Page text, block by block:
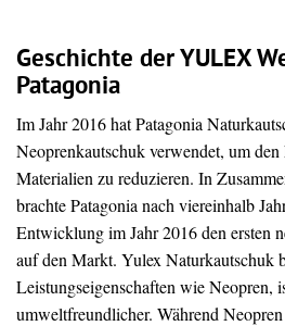
Geschichte der YULEX
Patagonia
Im Jahr 2016 hat Patagonia
Neoprenkautschuk verwendet, um
Materialien zu reduzieren. In
brachte Patagonia nach viereinhalb
Entwicklung im Jahr 2016 den ersten
auf den Markt. Yulex Naturkautschuk
Leistungseigenschaften wie Neopren,
umweltfreundlicher. Während